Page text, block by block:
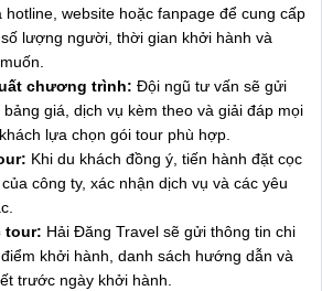
website hoặc fanpage để cung cấp
lượng người, thời gian khởi hành và
chương trình: Đội ngũ tư vấn sẽ gửi
giá, dịch vụ kèm theo và giải đáp mọi
lựa chọn gói tour phù hợp.
Khi du khách đồng ý, tiến hành đặt cọc
công ty, xác nhận dịch vụ và các yêu
tour: Hải Đăng Travel sẽ gửi thông tin chi
khởi hành, danh sách hướng dẫn và
trước ngày khởi hành.